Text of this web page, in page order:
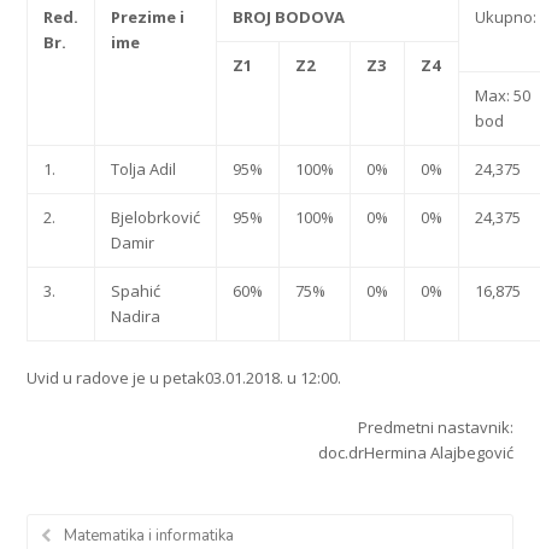
Red.
Br.
Prezime i
ime
BROJ BODOVA Ukupno:
Z1 Z2 Z3
Z4
Max: 50
bod
1. Tolja Adil 95% 100% 0% 0% 24,375
2.
Bjelobrković
Damir
95% 100% 0% 0% 24,375
3.
Spahić
Nadira
60% 75% 0% 0% 16,875
Uvid u radove je u petak03.01.2018. u 12:00.
Predmetni nastavnik:
doc.drHermina Alajbegović
Matematika i informatika